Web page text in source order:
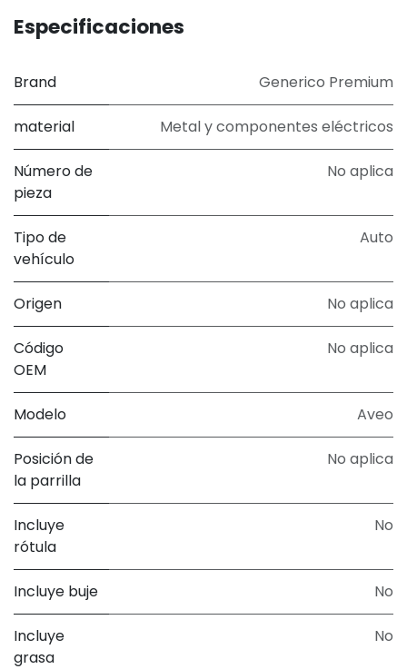
Especificaciones
Brand Generico Premium
material Metal y componentes eléctricos
Número de
pieza
No aplica
Tipo de
vehículo
Auto
Origen No aplica
Código
OEM
No aplica
Modelo Aveo
Posición de
la parrilla
No aplica
Incluye
rótula
No
Incluye buje No
Incluye
grasa
No